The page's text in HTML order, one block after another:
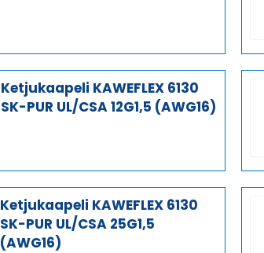
Ketjukaapeli KAWEFLEX 6130
SK-PUR UL/CSA 12G1,5 (AWG16)
Ketjukaapeli KAWEFLEX 6130
SK-PUR UL/CSA 25G1,5
(AWG16)